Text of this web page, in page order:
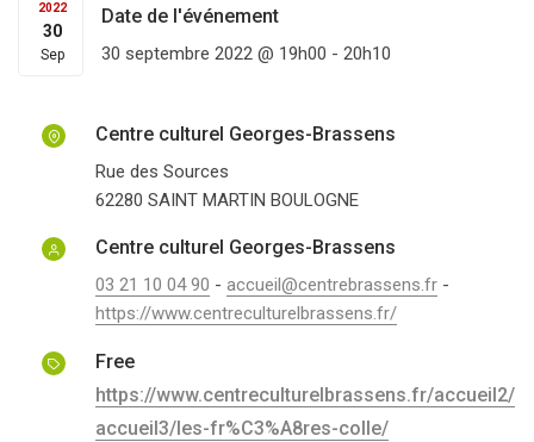
2022
30
Sep
Date de l'événement
30 septembre 2022 @ 19h00 - 20h10
Centre culturel Georges-Brassens
Rue des Sources
62280 SAINT MARTIN BOULOGNE
Centre culturel Georges-Brassens
03 21 10 04 90 - accueil@centrebrassens.fr -
https://www.centreculturelbrassens.fr/
Free
https://www.centreculturelbrassens.fr/accueil2/
accueil3/les-fr%C3%A8res-colle/